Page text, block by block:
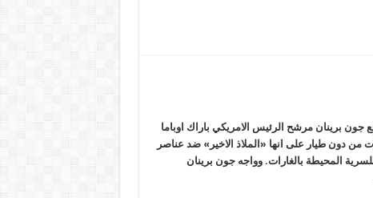
جون برينان مرشح الرئيس الامريكي باراك اوباما
من دون طيار على انها «الملاذ الاخير» ضد عناصر
المحيطة بالغارات. وواجه جون برينان